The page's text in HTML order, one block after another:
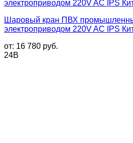
Шаровый кран ПВХ
электроприводом 220V AC IPS
от: 16 780 руб.
24В